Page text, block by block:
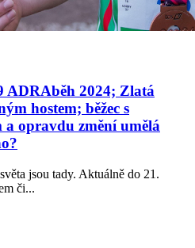
ADRAběh 2024; Zlatá
hostem; běžec s
opravdu změní umělá
jsou tady. Aktuálně do 21.
či...